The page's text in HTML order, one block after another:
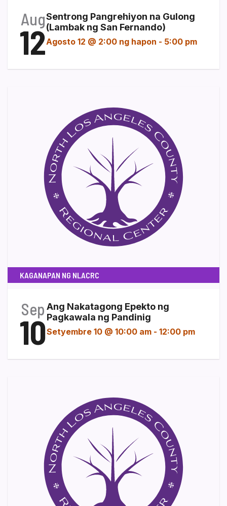
Aug
12
Sentrong Pangrehiyon na Gulong
(Lambak ng San Fernando)
Agosto 12 @ 2:00 ng hapon - 5:00 pm
KAGANAPAN NG NLACRC
Sep
10
Ang Nakatagong Epekto ng
Pagkawala ng Pandinig
Setyembre 10 @ 10:00 am - 12:00 pm